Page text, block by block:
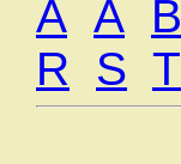
A Ä B
R
S T